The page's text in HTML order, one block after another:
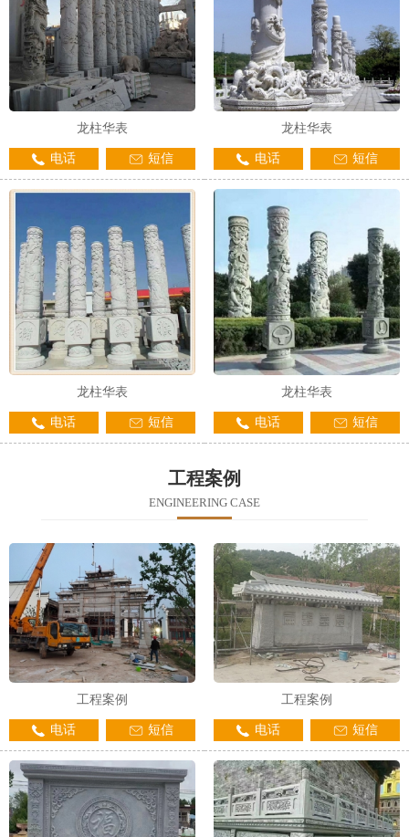
龙柱华表
电话 短信
龙柱华表
电话 短信
龙柱华表
电话 短信
龙柱华表
电话 短信
工程案例
ENGINEERING CASE
工程案例
电话 短信
工程案例
电话 短信